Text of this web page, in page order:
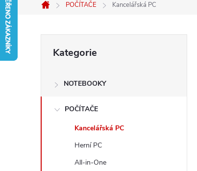
Domů
POČÍTAČE Kancelářská PC
s
kategorie
Kategorie
NOTEBOOKY
POČÍTAČE
Kancelářská PC
Herní PC
All-in-One